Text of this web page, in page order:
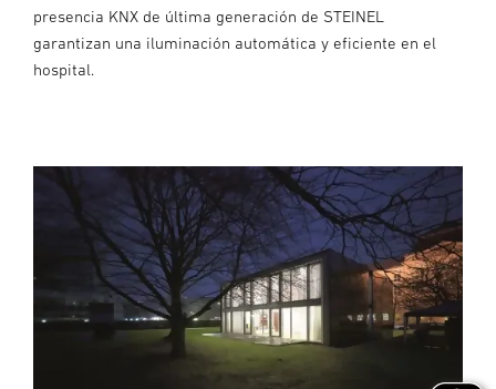
presencia KNX de última generación de STEINEL
garantizan una iluminación automática y eficiente en el
hospital.